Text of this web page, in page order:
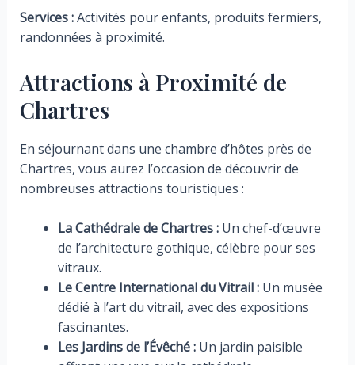
Services :Activités pour enfants, produits fermiers,
randonnées à proximité.
Attractions à Proximité de
Chartres
En séjournant dans une chambre d’hôtes près de
Chartres, vous aurez l’occasion de découvrir de
nombreuses attractions touristiques :
La Cathédrale de Chartres :Un chef-d’œuvre
de l’architecture gothique, célèbre pour ses
vitraux.
Le Centre International du Vitrail :Un musée
dédié à l’art du vitrail, avec des expositions
fascinantes.
Les Jardins de l’Évêché :Un jardin paisible